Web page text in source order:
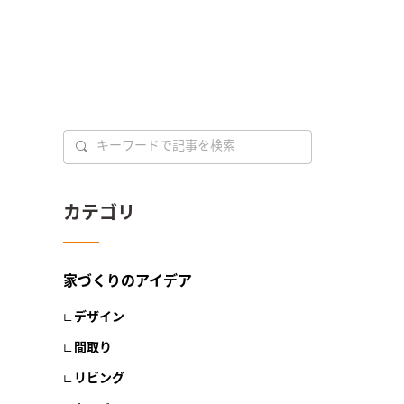
カテゴリ
家づくりのアイデア
デザイン
間取り
リビング